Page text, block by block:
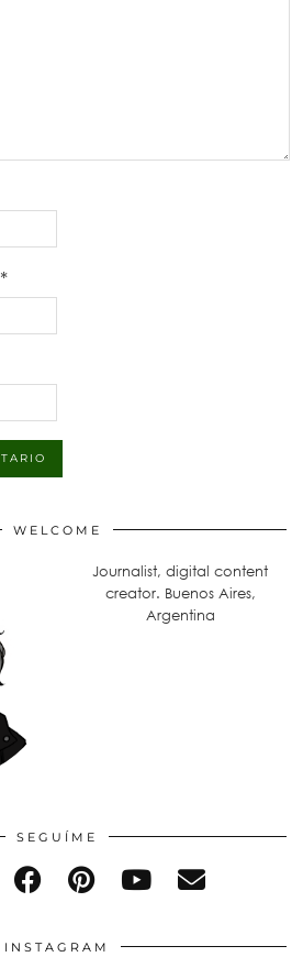
*
WELCOME
Journalist, digital content
creator. Buenos Aires,
Argentina
SEGUÍME
INSTAGRAM